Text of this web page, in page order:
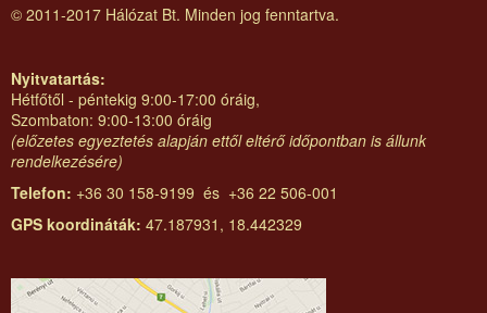
© 2011-2017 Hálózat Bt. Minden jog fenntartva.
Nyitvatartás:
Hétfőtől - péntekig 9:00-17:00 óráig,
Szombaton: 9:00-13:00 óráig
(előzetes egyeztetés alapján ettől eltérő időpontban is állunk
rendelkezésére)
Telefon: +36 30 158-9199 és +36 22 506-001
GPS koordináták: 47.187931, 18.442329